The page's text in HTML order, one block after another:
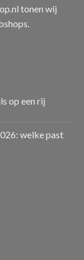
tonen wij
op een rij
welke past